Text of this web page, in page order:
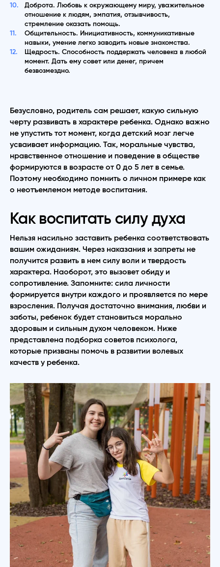
Доброта. Любовь к окружающему миру, уважительное
отношение к людям, эмпатия, отзывчивость,
стремление оказать помощь.
Общительность. Инициативность, коммуникативные
навыки, умение легко заводить новые знакомства.
Щедрость. Способность поддержать человека в любой
момент. Дать ему совет или денег, причем
безвозмездно.
Безусловно, родитель сам решает, какую сильную
черту развивать в характере ребенка. Однако важно
не упустить тот момент, когда детский мозг легче
усваивает информацию. Так, моральные чувства,
нравственное отношение и поведение в обществе
формируются в возрасте от 0 до 5 лет в семье.
Поэтому необходимо помнить о личном примере как
о неотъемлемом методе воспитания.
Как воспитать силу духа
Нельзя насильно заставить ребенка соответствовать
вашим ожиданиям. Через наказания и запреты не
получится развить в нем силу воли и твердость
характера. Наоборот, это вызовет обиду и
сопротивление. Запомните: сила личности
формируется внутри каждого и проявляется по мере
взросления. Получая достаточно внимания, любви и
заботы, ребенок будет становиться морально
здоровым и сильным духом человеком. Ниже
представлена подборка советов психолога,
которые призваны помочь в развитии волевых
качеств у ребенка.